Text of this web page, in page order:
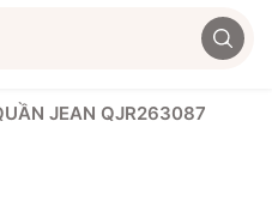
JEAN QJR263087